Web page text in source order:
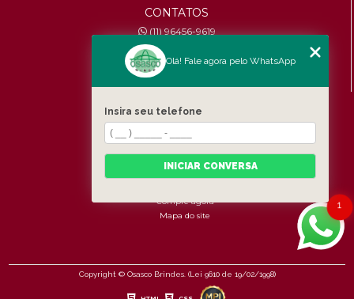
CONTATOS
(11) 96456-9619
contato@osascobrindes.com.br
CNPJ:26.434.153/0001-30
MENU
Quem somos
Compre agora
Mapa do site
Copyright © Osasco Brindes. (Lei 9610 de 19/02/1998)
1
Olá! Fale agora pelo WhatsApp
Insira seu telefone
INICIAR CONVERSA